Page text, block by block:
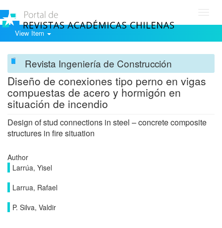
View Item
Revista Ingeniería de Construcción
Diseño de conexiones tipo perno en vigas
compuestas de acero y hormigón en
situación de incendio
Design of stud connections in steel – concrete composite
structures in fire situation
Author
Larrúa, Yisel
Larrua, Rafael
P. Silva, Valdir